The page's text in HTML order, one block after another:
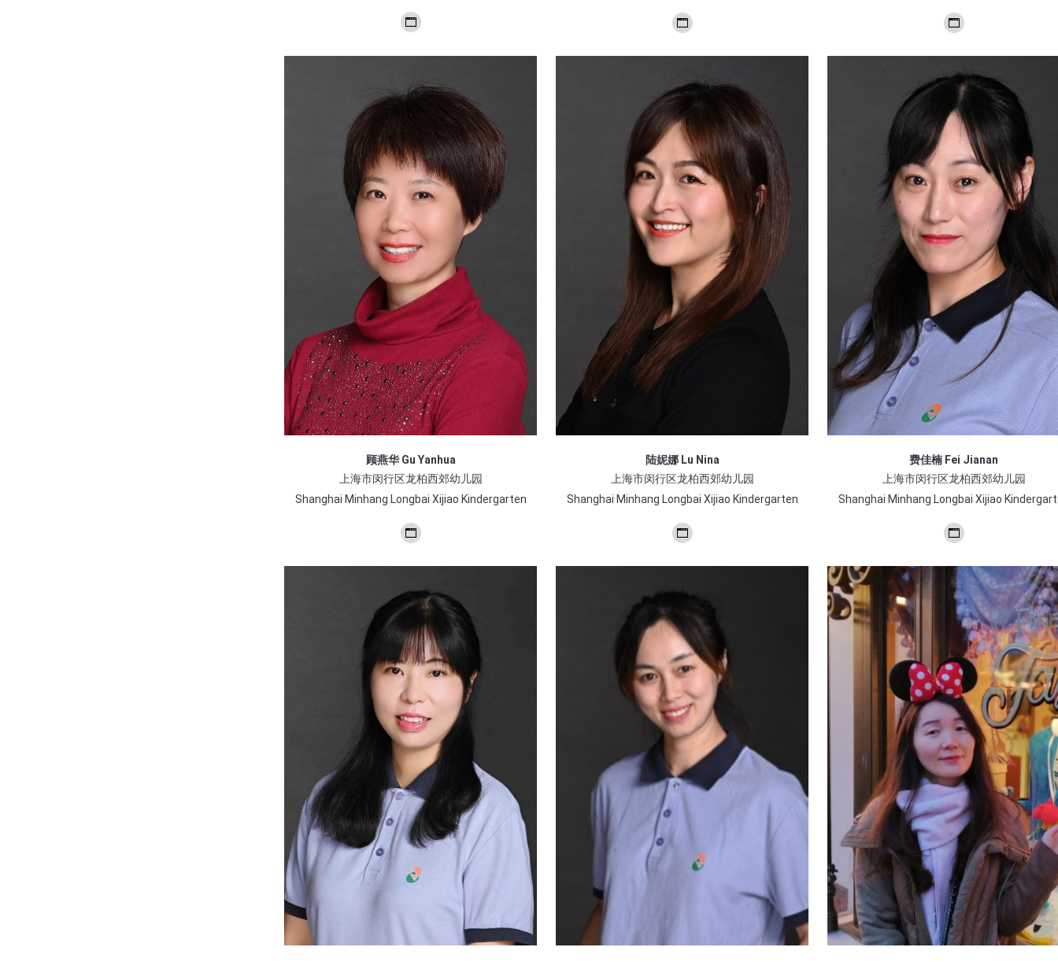
个
客/
网
个
客/
网
站
个
博
客/
网
站
顾燕华 Gu Yanhua
上海市闵行区龙柏西郊幼儿园
Shanghai Minhang Longbai Xijiao Kindergarten
个
客/
网
站
陆妮娜 Lu Nina
上海市闵行区龙柏西郊幼儿园
Shanghai Minhang Longbai Xijiao Kindergarten
个
站
费佳楠 Fei Jianan
上海市闵行区龙柏西郊幼儿园
Shanghai Minhang Longbai Xijiao
个
博
客/
网